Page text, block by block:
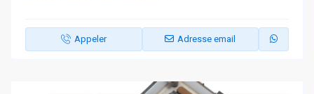
Appeler Adresse email